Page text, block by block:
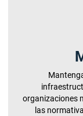
organizaciones
las